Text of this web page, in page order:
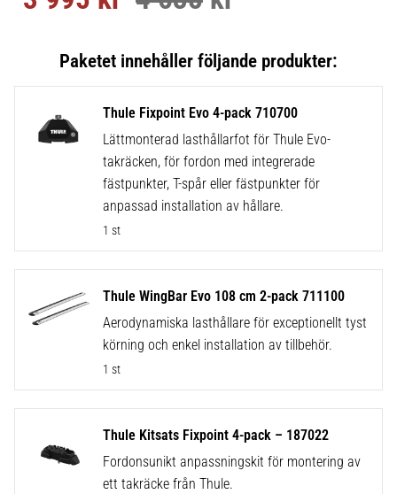
Thule Fixpoint Evo 4-pack 710700
Lättmonterad lasthållarfot för Thule Evo-
takräcken, för fordon med integrerade
fästpunkter, T-spår eller fästpunkter för
anpassad installation av hållare.
1 st
Thule WingBar Evo 108 cm 2-pack 711100
Aerodynamiska lasthållare för exceptionellt tyst
körning och enkel installation av tillbehör.
1 st
Thule Kitsats Fixpoint 4-pack – 187022
Fordonsunikt anpassningskit för montering av
ett takräcke från Thule.